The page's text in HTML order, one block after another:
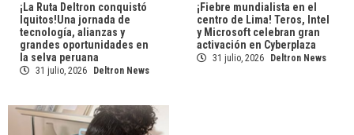
¡La Ruta Deltron conquistó
Iquitos!Una jornada de
tecnología, alianzas y
grandes oportunidades en
la selva peruana
31 julio, 2026 Deltron News
¡Fiebre mundialista en el
centro de Lima! Teros, Intel
y Microsoft celebran gran
activación en Cyberplaza
31 julio, 2026 Deltron News